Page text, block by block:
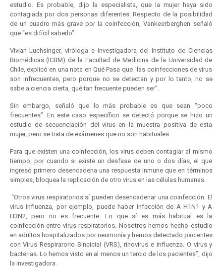
estudio. Es probable, dijo la especialista, que la mujer haya sido
contagiada por dos personas diferentes. Respecto de la posibilidad
de un cuadro más grave por la coinfección, Vankeerberghen señaló
que “es difícil saberlo”.
Vivian Luchsinger, viróloga e investigadora del Instituto de Ciencias
Biomédicas (ICBM) de la Facultad de Medicina de la Universidad de
Chile, explicó en una nota en Qué Pasa que “las coinfecciones de virus
son infrecuentes, pero porque no se detectan y por lo tanto, no se
sabe a ciencia cierta, qué tan frecuente pueden ser”.
Sin embargo, señaló que lo más probable es que sean “poco
frecuentes”. En este caso específico se detectó porque se hizo un
estudio de secuenciación del virus en la muestra positiva de esta
mujer, pero se trata de exámenes que no son habituales.
Para que existen una coinfección, los virus deben contagiar al mismo
tiempo, por cuando si existe un desfase de uno o dos días, el que
ingresó primero desencadena una respuesta inmune que en términos
simples, bloquea la replicación de otro virus en las células humanas.
“Otros virus respiratorios sí pueden desencadenar una coinfección. El
virus influenza, por ejemplo, puede haber infección de A H1N1 y A
H3N2, pero no es frecuente. Lo que sí es más habitual es la
coinfección entre virus respiratorios. Nosotros hemos hecho estudio
en adultos hospitalizados por neumonía y hemos detectado pacientes
con Virus Respirarorio Sincicial (VRS), rinovirus e influenza. O virus y
bacterias. Lo hemos visto en al menos un tercio de los pacientes”, dijo
la investigadora.